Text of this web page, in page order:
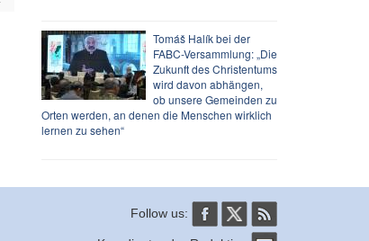
Tomáš Halík bei der
FABC-Versammlung: „Die
Zukunft des Christentums
wird davon abhängen,
ob unsere Gemeinden zu
Orten werden, an denen die Menschen wirklich
lernen zu sehen“
Follow us: